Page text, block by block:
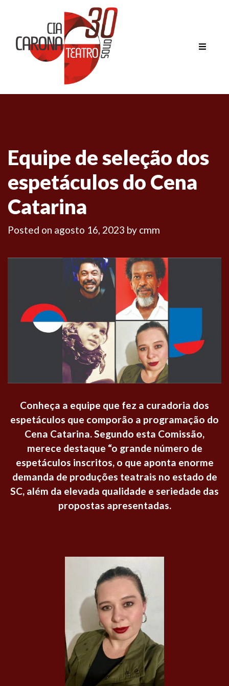
Equipe de seleção dos
espetáculos do Cena
Catarina
Posted on agosto 16, 2023 by cmm
Conheça a equipe que fez a curadoria dos
espetáculos que comporão a programação do
Cena Catarina. Segundo esta Comissão,
merece destaque “o grande número de
espetáculos inscritos, o que aponta enorme
demanda de produções teatrais no estado de
SC, além da elevada qualidade e seriedade das
propostas apresentadas.